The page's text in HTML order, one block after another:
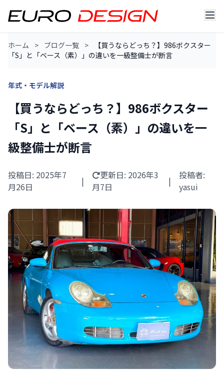
ホーム > ブログ一覧 >
【買うならどっち？】986ボクスター
「S」と「ベース（素）」の違いを一級整備士が断言
年式・モデル解説
【買うならどっち？】986ボクスター
「S」と「ベース（素）」の違いを一
級整備士が断言
投稿日: 2025年7
月26日
| 更新日: 2026年3
月7日
|
投稿者:
yasui